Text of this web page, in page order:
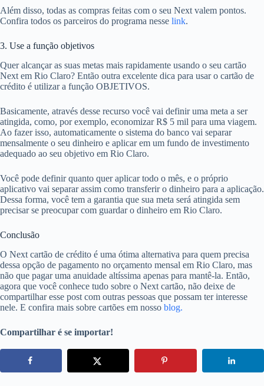
Além disso, todas as compras feitas com o seu Next valem pontos.
Confira todos os parceiros do programa nesse link.
3. Use a função objetivos
Quer alcançar as suas metas mais rapidamente usando o seu cartão
Next em Rio Claro? Então outra excelente dica para usar o cartão de
crédito é utilizar a função OBJETIVOS.
Basicamente, através desse recurso você vai definir uma meta a ser
atingida, como, por exemplo, economizar R$ 5 mil para uma viagem.
Ao fazer isso, automaticamente o sistema do banco vai separar
mensalmente o seu dinheiro e aplicar em um fundo de investimento
adequado ao seu objetivo em Rio Claro.
Você pode definir quanto quer aplicar todo o mês, e o próprio
aplicativo vai separar assim como transferir o dinheiro para a aplicação.
Dessa forma, você tem a garantia que sua meta será atingida sem
precisar se preocupar com guardar o dinheiro em Rio Claro.
Conclusão
O Next cartão de crédito é uma ótima alternativa para quem precisa
dessa opção de pagamento no orçamento mensal em Rio Claro, mas
não que pagar uma anuidade altíssima apenas para mantê-la. Então,
agora que você conhece tudo sobre o Next cartão, não deixe de
compartilhar esse post com outras pessoas que possam ter interesse
nele. E confira mais sobre cartões em nosso blog.
Compartilhar é se importar!